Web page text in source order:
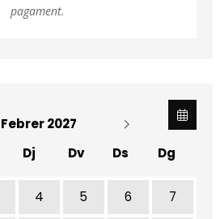
pagament.
Febrer 2027
Dj Dv Ds Dg
4 5 6 7